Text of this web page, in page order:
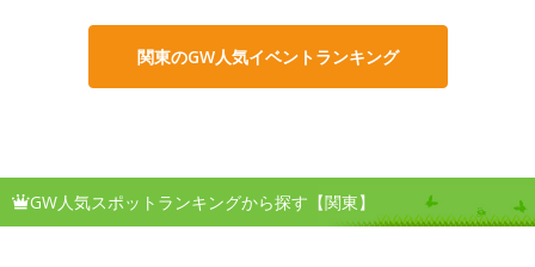
関東のGW人気イベントランキング
GW人気スポットランキングから探す【関東】